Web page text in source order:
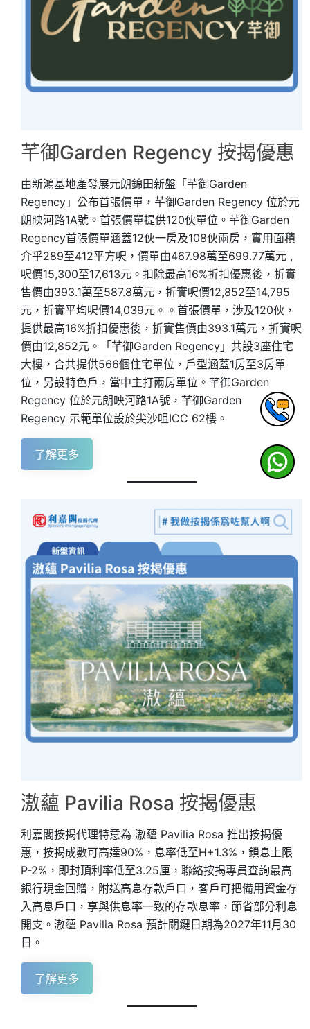
芊御Garden Regency 按揭優惠
由新鴻基地產發展元朗錦田新盤「芊御Garden
Regency」公布首張價單，芊御Garden Regency 位於元
朗映河路1A號。首張價單提供120伙單位。芊御Garden
Regency首張價單涵蓋12伙一房及108伙兩房，實用面積
介乎289至412平方呎，價單由467.98萬至699.77萬元 ,
呎價15,300至17,613元。扣除最高16%折扣優惠後，折實
售價由393.1萬至587.8萬元，折實呎價12,852至14,795
元，折實平均呎價14,039元。。首張價單，涉及120伙，
提供最高16%折扣優惠後，折實售價由393.1萬元，折實呎
價由12,852元。「芊御Garden Regency」共設3座住宅
大樓，合共提供566個住宅單位，戶型涵蓋1房至3房單
位，另設特色戶，當中主打兩房單位。芊御Garden
Regency 位於元朗映河路1A號，芊御Garden
Regency 示範單位設於尖沙咀ICC 62樓。
了解更多
滶蘊 Pavilia Rosa 按揭優惠
利嘉閣按揭代理特意為 滶蘊 Pavilia Rosa 推出按揭優
惠，按揭成數可高達90%，息率低至H+1.3%，鎖息上限
P-2%，即封頂利率低至3.25厘，聯絡按揭專員查詢最高
銀行現金回贈，附送高息存款戶口，客戶可把備用資金存
入高息戶口，享與供息率一致的存款息率，節省部分利息
開支。滶蘊 Pavilia Rosa 預計關鍵日期為2027年11月30
日。
了解更多